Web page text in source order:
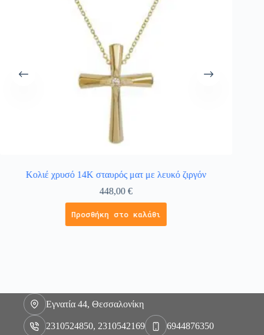
Κολιέ χρυσό 14Κ σταυρός ματ με λευκό ζιργόν
448,00€
Προσθήκη στο καλάθι
Εγνατία 44, Θεσσαλονίκη
2310524850, 2310542169 6944876350